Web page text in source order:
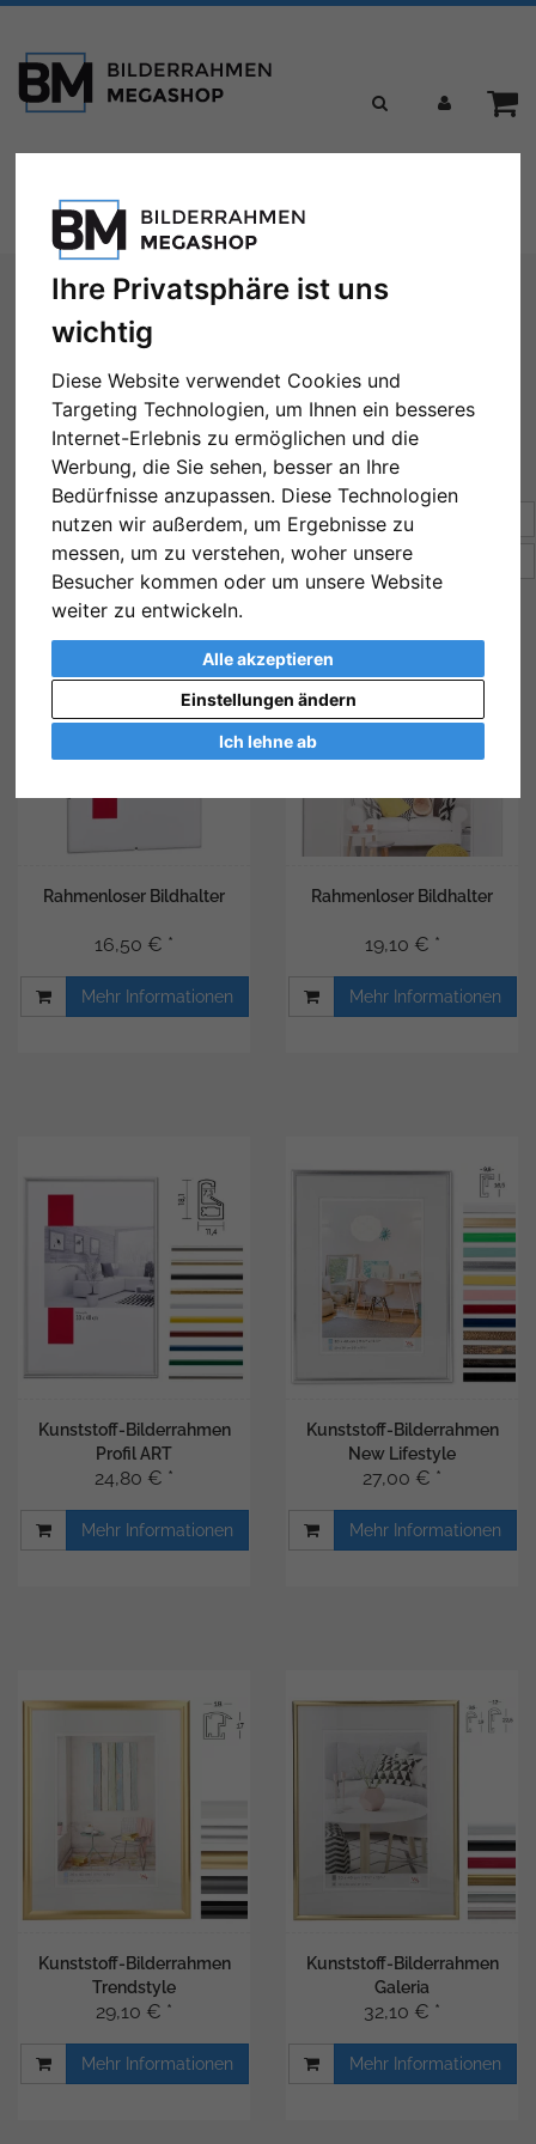
Ihre Privatsphäre ist uns
wichtig
Diese Website verwendet Cookies und
Targeting Technologien, um Ihnen ein besseres
Internet-Erlebnis zu ermöglichen und die
Werbung, die Sie sehen, besser an Ihre
Bedürfnisse anzupassen. Diese Technologien
nutzen wir außerdem, um Ergebnisse zu
messen, um zu verstehen, woher unsere
Besucher kommen oder um unsere Website
weiter zu entwickeln.
Alle akzeptieren
Ich lehne ab
Einstellungen ändern
navigation
Formate 50x70 cm
50x70 cm
← Zurück 1 2 3 4 5 ... 43 Weiter →
Sortierung:Preis
Artikel pro Seite12
Rahmenloser Bildhalter
16,50 € *
Mehr Informationen
Rahmenloser Bildhalter
19,10 € *
Mehr Informationen
Kunststoff-Bilderrahmen
Profil ART
24,80 € *
Mehr Informationen
Kunststoff-Bilderrahmen
New Lifestyle
27,00 € *
Mehr Informationen
Kunststoff-Bilderrahmen
Trendstyle
29,10 € *
Mehr Informationen
Kunststoff-Bilderrahmen
Galeria
32,10 € *
Mehr Informationen